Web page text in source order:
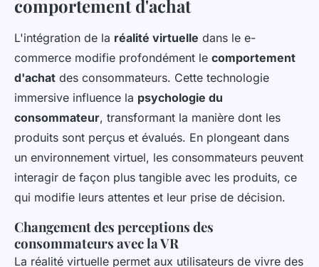
comportement d'achat
L'intégration de la réalité virtuelle dans le e-
commerce modifie profondément le comportement
d'achat des consommateurs. Cette technologie
immersive influence la psychologie du
consommateur, transformant la manière dont les
produits sont perçus et évalués. En plongeant dans
un environnement virtuel, les consommateurs peuvent
interagir de façon plus tangible avec les produits, ce
qui modifie leurs attentes et leur prise de décision.
Changement des perceptions des
consommateurs avec la VR
La réalité virtuelle permet aux utilisateurs de vivre des